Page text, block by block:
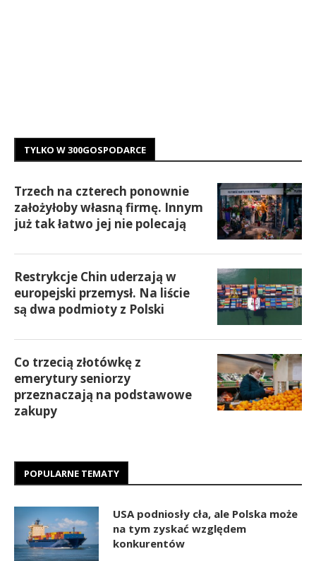
TYLKO W 300GOSPODARCE
Trzech na czterech ponownie
założyłoby własną firmę. Innym
już tak łatwo jej nie polecają
Restrykcje Chin uderzają w
europejski przemysł. Na liście
są dwa podmioty z Polski
Co trzecią złotówkę z
emerytury seniorzy
przeznaczają na podstawowe
zakupy
POPULARNE TEMATY
USA podniosły cła, ale Polska może
na tym zyskać względem
konkurentów